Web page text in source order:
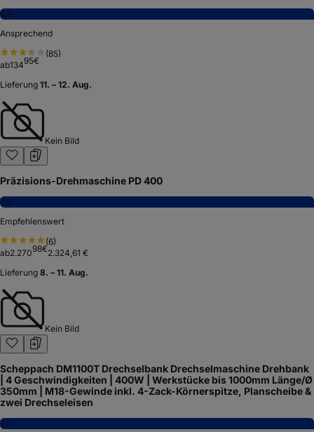
6,9
Ansprechend
(85)
ab13495€
Lieferung 11. – 12. Aug.
Kein Bild
Präzisions-Drehmaschine PD 400
7,6
Empfehlenswert
(6)
ab2.27098€2.324,61 €
Lieferung 8. – 11. Aug.
Kein Bild
Scheppach DM1100T Drechselbank Drechselmaschine Drehbank
| 4 Geschwindigkeiten | 400W | Werkstücke bis 1000mm Länge/Ø
350mm | M18-Gewinde inkl. 4-Zack-Körnerspitze, Planscheibe &
zwei Drechseleisen
7,1